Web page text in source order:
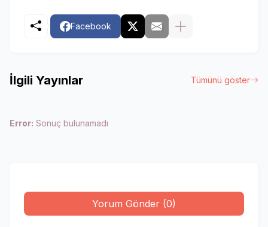
Facebook
İlgili Yayınlar Tümünü göster
Error: Sonuç bulunamadı
Yorum Gönder (0)